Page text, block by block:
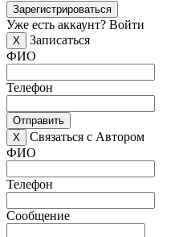
Зарегистрироваться
Уже есть аккаунт? Войти
X
Записаться
ФИО
Телефон
Отправить
X
Связаться с Автором
ФИО
Телефон
Сообщение